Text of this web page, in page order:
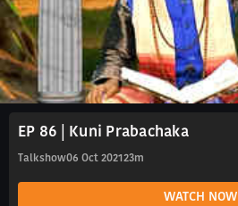
EP 86 | Kuni Prabachaka
Talkshow06 Oct 2021 23m
WATCH NOW